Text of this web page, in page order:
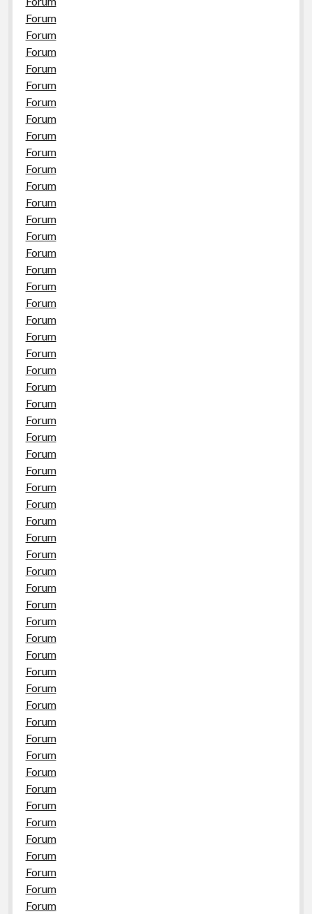
Forum
Forum
Forum
Forum
Forum
Forum
Forum
Forum
Forum
Forum
Forum
Forum
Forum
Forum
Forum
Forum
Forum
Forum
Forum
Forum
Forum
Forum
Forum
Forum
Forum
Forum
Forum
Forum
Forum
Forum
Forum
Forum
Forum
Forum
Forum
Forum
Forum
Forum
Forum
Forum
Forum
Forum
Forum
Forum
Forum
Forum
Forum
Forum
Forum
Forum
Forum
Forum
Forum
Forum